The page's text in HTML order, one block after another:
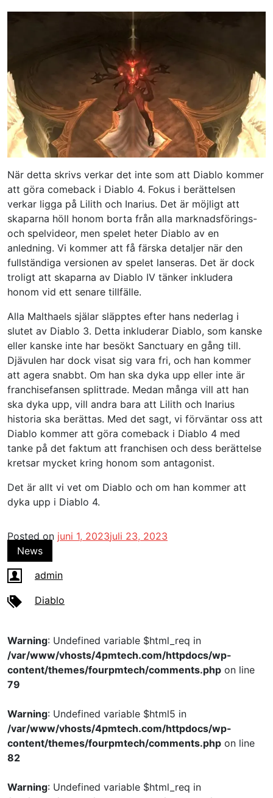
När detta skrivs verkar det inte som att Diablo kommer
att göra comeback i Diablo 4. Fokus i berättelsen
verkar ligga på Lilith och Inarius. Det är möjligt att
skaparna höll honom borta från alla marknadsförings-
och spelvideor, men spelet heter Diablo av en
anledning. Vi kommer att få färska detaljer när den
fullständiga versionen av spelet lanseras. Det är dock
troligt att skaparna av Diablo IV tänker inkludera
honom vid ett senare tillfälle.
Alla Malthaels själar släpptes efter hans nederlag i
slutet av Diablo 3. Detta inkluderar Diablo, som kanske
eller kanske inte har besökt Sanctuary en gång till.
Djävulen har dock visat sig vara fri, och han kommer
att agera snabbt. Om han ska dyka upp eller inte är
franchisefansen splittrade. Medan många vill att han
ska dyka upp, vill andra bara att Lilith och Inarius
historia ska berättas. Med det sagt, vi förväntar oss att
Diablo kommer att göra comeback i Diablo 4 med
tanke på det faktum att franchisen och dess berättelse
kretsar mycket kring honom som antagonist.
Det är allt vi vet om Diablo och om han kommer att
dyka upp i Diablo 4.
Posted on juni 1, 2023juli 23, 2023
News
admin
Diablo
Warning: Undefined variable $html_req in
/var/www/vhosts/4pmtech.com/httpdocs/wp-
content/themes/fourpmtech/comments.php on line
79
Warning: Undefined variable $html5 in
/var/www/vhosts/4pmtech.com/httpdocs/wp-
content/themes/fourpmtech/comments.php on line
82
Warning: Undefined variable $html_req in